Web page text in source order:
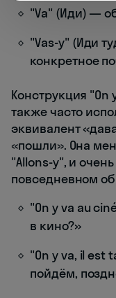
"Va" (Иди) —
"Vas-y" (Иди
конкретное
Конструкция
также часто
эквивалент
«пошли». Она
"Allons-y", и
повседневном
"On y va au
в кино?»
"On y va, il
пойдём,